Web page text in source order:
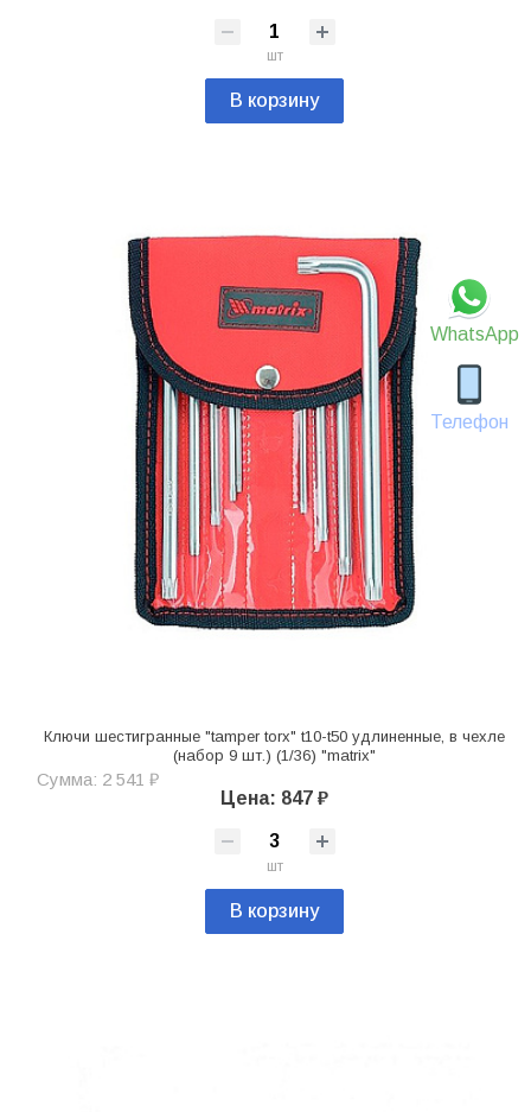
WhatsApp
Телефон
шт
В корзину
Ключи шестигранные "tamper torx" t10-t50 удлиненные, в чехле
(набор 9 шт.) (1/36) "matrix"
Сумма: 2 541 ₽
Цена: 847 ₽
шт
В корзину